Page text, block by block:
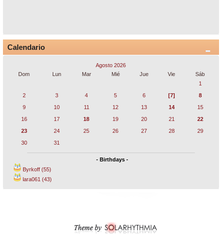
Calendario
Agosto 2026
Dom
Lun Mar Mié Jue Vie
Sáb
1
2
3 4 5 6 [7]
8
9
10 11 12 13 14
15
16
17 18 19 20 21
22
23
24 25 26 27 28
29
30
31
- Birthdays -
Byrkoff (55)
lara061 (43)